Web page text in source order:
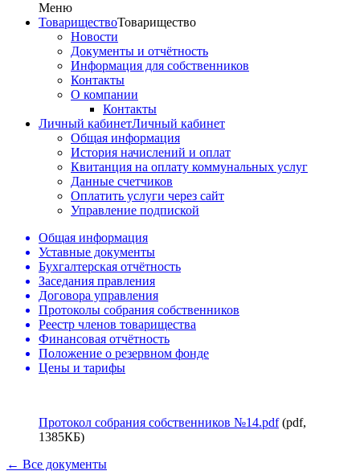
Меню
ТовариществоТоварищество
Новости
Документы и отчётность
Информация для собственников
Контакты
О компании
Контакты
Личный кабинетЛичный кабинет
Общая информация
История начислений и оплат
Квитанция на оплату коммунальных услуг
Данные счетчиков
Оплатить услуги через сайт
Управление подпиской
Общая информация
Уставные документы
Бухгалтерская отчётность
Заседания правления
Договора управления
Протоколы собрания собственников
Реестр членов товарищества
Финансовая отчётность
Положение о резервном фонде
Цены и тарифы
Протокол собрания собственников №14.pdf(pdf,
1385КБ)
← Все документы